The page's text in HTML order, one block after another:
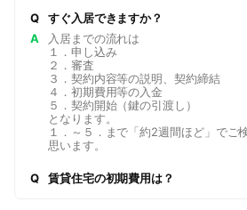
Q
すぐ入居できますか？
A
入居までの流れは
１．申し込み
２．審査
３．契約内容等の説明、契約締結
４．初期費用等の入金
５．契約開始（鍵の引渡し）
となります。
１．～５．まで「約2週間ほど」でご
思います。
Q 賃貸住宅の初期費用は？